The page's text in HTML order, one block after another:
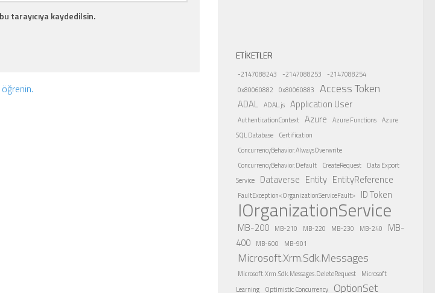
tarayıcıya kaydedilsin.
ETIKETLER
-2147088243 -2147088253
-2147088254
0x80060882
0x80060883 Access Token
ADAL ADAL.js Application User
AuthenticationContext Azure Azure Functions Azure
SQL Database
Certification
ConcurrencyBehavior.AlwaysOverwrite
ConcurrencyBehavior.Default
CreateRequest
Data Export
Service
Dataverse Entity EntityReference
FaultException<OrganizationServiceFault> ID Token
IOrganizationService
MB-200 MB-210 MB-220 MB-230 MB-240
MB-
400
MB-600 MB-901
Microsoft.Xrm.Sdk.Messages
Microsoft.Xrm.Sdk.Messages.DeleteRequest
Microsoft
Learning
Optimistic Concurrency OptionSet